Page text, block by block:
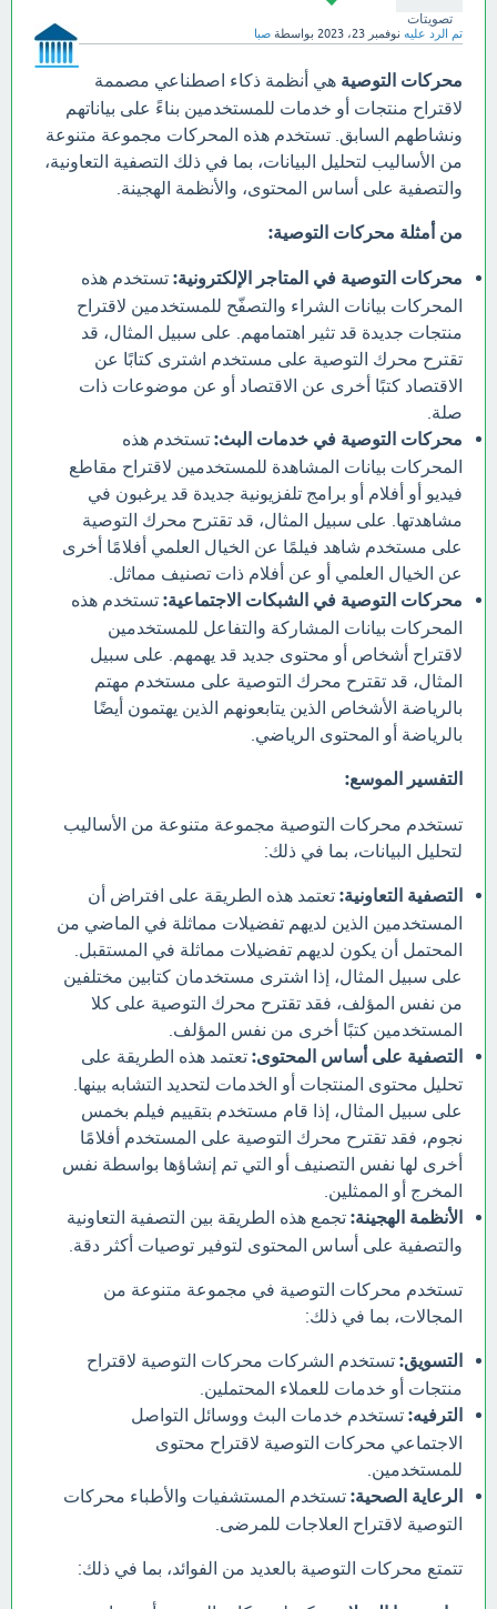
تصويتات
تم الرد عليه نوفمبر 23، 2023 بواسطة صبا
محركات التوصية هي أنظمة ذكاء اصطناعي مصممة
لاقتراح منتجات أو خدمات للمستخدمين بناءً على بياناتهم
ونشاطهم السابق. تستخدم هذه المحركات مجموعة متنوعة
من الأساليب لتحليل البيانات، بما في ذلك التصفية التعاونية،
والتصفية على أساس المحتوى، والأنظمة الهجينة.
من أمثلة محركات التوصية:
محركات التوصية في المتاجر الإلكترونية: تستخدم هذه
المحركات بيانات الشراء والتصفّح للمستخدمين لاقتراح
منتجات جديدة قد تثير اهتمامهم. على سبيل المثال، قد
تقترح محرك التوصية على مستخدم اشترى كتابًا عن
الاقتصاد كتبًا أخرى عن الاقتصاد أو عن موضوعات ذات
صلة.
محركات التوصية في خدمات البث: تستخدم هذه
المحركات بيانات المشاهدة للمستخدمين لاقتراح مقاطع
فيديو أو أفلام أو برامج تلفزيونية جديدة قد يرغبون في
مشاهدتها. على سبيل المثال، قد تقترح محرك التوصية
على مستخدم شاهد فيلمًا عن الخيال العلمي أفلامًا أخرى
عن الخيال العلمي أو عن أفلام ذات تصنيف مماثل.
محركات التوصية في الشبكات الاجتماعية: تستخدم هذه
المحركات بيانات المشاركة والتفاعل للمستخدمين
لاقتراح أشخاص أو محتوى جديد قد يهمهم. على سبيل
المثال، قد تقترح محرك التوصية على مستخدم مهتم
بالرياضة الأشخاص الذين يتابعونهم الذين يهتمون أيضًا
بالرياضة أو المحتوى الرياضي.
التفسير الموسع:
تستخدم محركات التوصية مجموعة متنوعة من الأساليب
لتحليل البيانات، بما في ذلك:
التصفية التعاونية: تعتمد هذه الطريقة على افتراض أن
المستخدمين الذين لديهم تفضيلات مماثلة في الماضي من
المحتمل أن يكون لديهم تفضيلات مماثلة في المستقبل.
على سبيل المثال، إذا اشترى مستخدمان كتابين مختلفين
من نفس المؤلف، فقد تقترح محرك التوصية على كلا
المستخدمين كتبًا أخرى من نفس المؤلف.
التصفية على أساس المحتوى: تعتمد هذه الطريقة على
تحليل محتوى المنتجات أو الخدمات لتحديد التشابه بينها.
على سبيل المثال، إذا قام مستخدم بتقييم فيلم بخمس
نجوم، فقد تقترح محرك التوصية على المستخدم أفلامًا
أخرى لها نفس التصنيف أو التي تم إنشاؤها بواسطة نفس
المخرج أو الممثلين.
الأنظمة الهجينة: تجمع هذه الطريقة بين التصفية التعاونية
والتصفية على أساس المحتوى لتوفير توصيات أكثر دقة.
تستخدم محركات التوصية في مجموعة متنوعة من
المجالات، بما في ذلك:
التسويق: تستخدم الشركات محركات التوصية لاقتراح
منتجات أو خدمات للعملاء المحتملين.
الترفيه: تستخدم خدمات البث ووسائل التواصل
الاجتماعي محركات التوصية لاقتراح محتوى
للمستخدمين.
الرعاية الصحية: تستخدم المستشفيات والأطباء محركات
التوصية لاقتراح العلاجات للمرضى.
تتمتع محركات التوصية بالعديد من الفوائد، بما في ذلك: